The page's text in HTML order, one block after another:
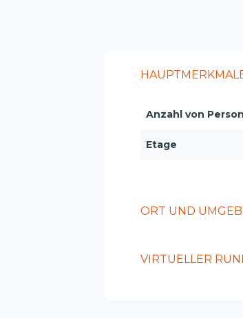
Anzahl von
Etage
ORT UND
VIRTUELLER